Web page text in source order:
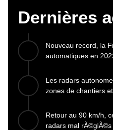
Dernières
Nouveau record, la
automatiques en
Les radars
zones de chantiers
Retour au 90 km/h,
radars mal rÃ©glÃ©s